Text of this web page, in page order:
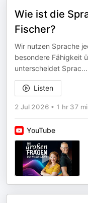
Wie ist die
Fischer?
Wir nutzen Sprache
besondere Fähigkeit
unterscheidet Sprac...
Listen
2 Jul 2026 • 1 hr 37
YouTube